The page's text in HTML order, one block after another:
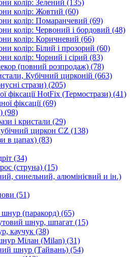
колір: Зелений (135)
колір: Жовтий (60)
колір: Помаранчевий (69)
колір: Червоний і бордовий (48)
колір: Коричневий (66)
колір: Білий і прозорий (60)
колір: Чорний і сірий (83)
(повний розпродаж) (78)
Кубічний цирконій (663)
стрази) (205)
фіксації HotFix (Термострази) (41)
фіксації(69)
(98)
і кристали (29)
циркон CZ (138)
в цапах) (83)
(34)
(струна) (15)
синельний, алюмінієвий и ін.)
(51)
(паракорд) (65)
шнур, шпагат (15)
каучук (38)
Мілан (Milan) (31)
шнур (Тайвань) (54)